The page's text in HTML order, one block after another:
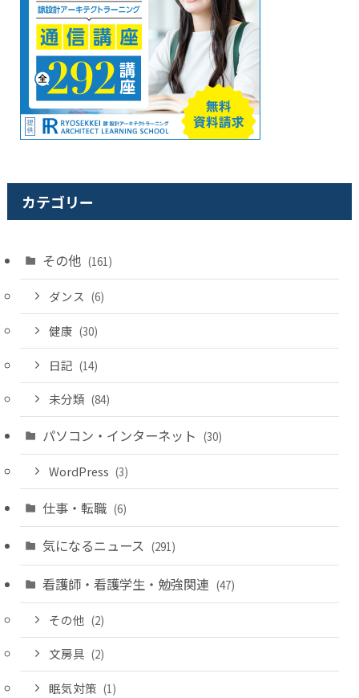
カテゴリー
その他 (161)
ダンス (6)
健康 (30)
日記 (14)
未分類 (84)
パソコン・インターネット (30)
WordPress (3)
仕事・転職 (6)
気になるニュース (291)
看護師・看護学生・勉強関連 (47)
その他 (2)
文房具 (2)
眠気対策 (1)